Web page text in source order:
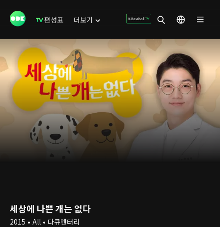
편성표 더보기
세상에 나쁜 개는 없다
2015 • All • 다큐멘터리